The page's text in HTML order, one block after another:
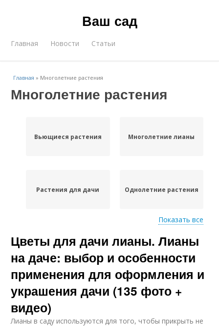
Ваш сад
Главная Новости Статьи
Главная » Многолетние растения
Многолетние растения
Вьющиеся растения Многолетние лианы
Растения для дачи Однолетние растения
Растения для сада
Показать все
Цветы для дачи лианы. Лианы
на даче: выбор и особенности
применения для оформления и
украшения дачи (135 фото +
видео)
Лианы в саду используются для того, чтобы прикрыть не